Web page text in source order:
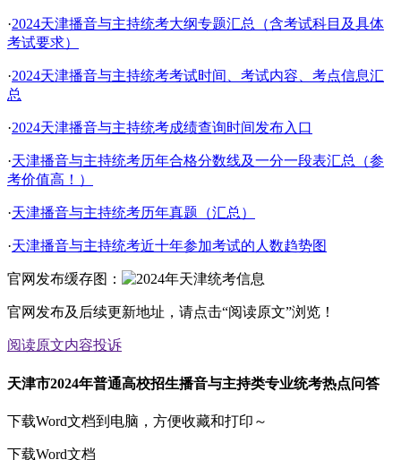
·2024天津播音与主持统考大纲专题汇总（含考试科目及具体
考试要求）
·2024天津播音与主持统考考试时间、考试内容、考点信息汇
总
·2024天津播音与主持统考成绩查询时间发布入口
·天津播音与主持统考历年合格分数线及一分一段表汇总（参
考价值高！）
·天津播音与主持统考历年真题（汇总）
·天津播音与主持统考近十年参加考试的人数趋势图
官网发布缓存图：
官网发布及后续更新地址，请点击“阅读原文”浏览！
阅读原文内容投诉
天津市2024年普通高校招生播音与主持类专业统考热点问答
下载Word文档到电脑，方便收藏和打印～
下载Word文档